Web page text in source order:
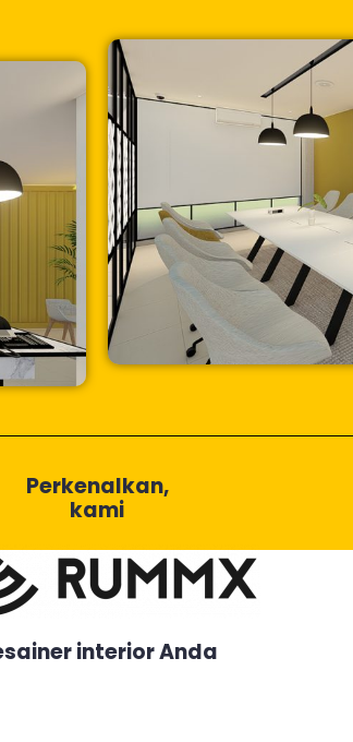
Perkenalkan,
kami
interior Anda